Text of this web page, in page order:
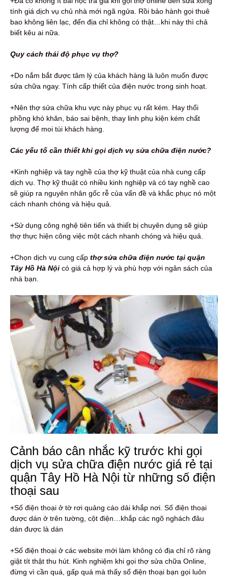
tính giá dịch vụ chủ nhà mới ngã ngửa. Rồi bảo hành gọi thuê
bao không liên lạc, đến địa chỉ không có thật…khi này thì chả
biết kêu ai nữa.
Quy cách thái độ phục vụ thợ?
+Do nắm bắt được tâm lý của khách hàng là luôn muốn được
sửa chữa ngay. Tính cấp thiết của điện nước trong sinh hoạt.
+Nên thợ sửa chữa khu vực này phục vụ rất kém. Hay thổi
phồng khó khăn, báo sai bệnh, thay linh phụ kiện kém chất
lượng để moi túi khách hàng.
Các yếu tố cần thiết khi gọi dịch vụ sửa chữa điện nước?
+Kinh nghiệp và tay nghề của thợ kỹ thuật của nhà cung cấp
dịch vụ. Thợ kỹ thuật có nhiều kinh nghiệp và có tay nghề cao
sẽ giúp ra nguyên nhân gốc rễ của vấn đề và khắc phục nó một
cách nhanh chóng và hiệu quả.
+Sử dụng công nghệ tiên tiến và thiết bị chuyên dụng sẽ giúp
thợ thực hiện công việc một cách nhanh chóng và hiệu quả.
+Chọn dịch vụ cung cấp thợ sửa chữa điện nước tại quận
Tây Hồ Hà Nội có giá cả hợp lý và phù hợp với ngân sách của
nhà bạn.
Cảnh báo cân nhắc kỹ trước khi gọi
dịch vụ sửa chữa điện nước giá rẻ tại
quận Tây Hồ Hà Nội từ những số điện
thoại sau
+Số điện thoại ở tờ rơi quảng cáo dải khắp nơi. Số điện thoại
được dán ở trên tường, cột điện…khắp các ngõ nghách đâu
dán được là dán
+Số điện thoại ở các website mới làm không có địa chỉ rõ ràng
giật tít thật thu hút. Kinh nghiệm khi gọi thợ sửa chữa Online,
đừng vì cần quá, gấp quá mà thấy số điện thoại bạn gọi luôn